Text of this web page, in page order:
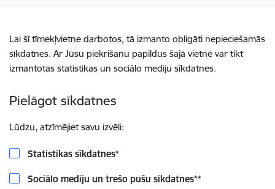
Lai šī tīmekļvietne darbotos, tā izmanto obligāti nepieciešamās
sīkdatnes. Ar Jūsu piekrišanu papildus šajā vietnē var tikt
izmantotas statistikas un sociālo mediju sīkdatnes.
Pielāgot sīkdatnes
Lūdzu, atzīmējiet savu izvēli:
Statistikas sīkdatnes*
Sociālo mediju un trešo pušu sīkdatnes**